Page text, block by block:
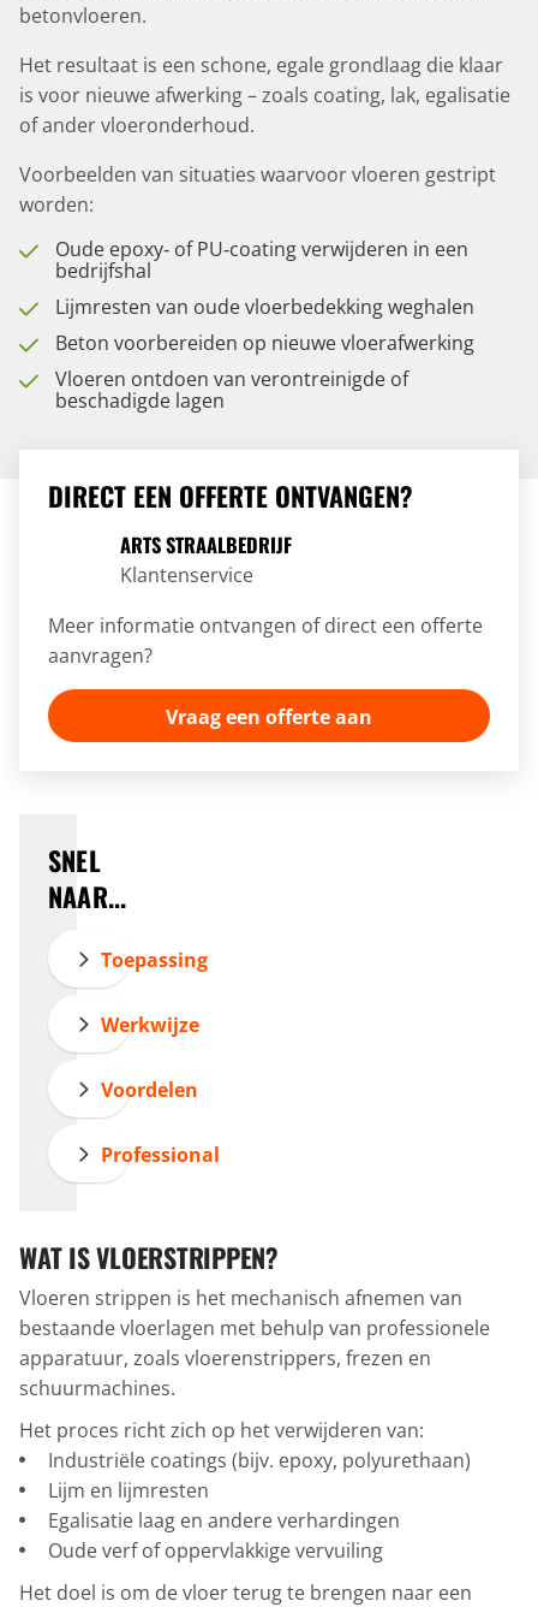
betonvloeren.
Het resultaat is een schone, egale grondlaag die klaar
is voor nieuwe afwerking – zoals coating, lak, egalisatie
of ander vloeronderhoud.
Voorbeelden van situaties waarvoor vloeren gestript
worden:
Oude epoxy‑ of PU‑coating verwijderen in een
bedrijfshal
Lijmresten van oude vloerbedekking weghalen
Beton voorbereiden op nieuwe vloerafwerking
Vloeren ontdoen van verontreinigde of
beschadigde lagen
DIRECT EEN OFFERTE ONTVANGEN?
ARTS STRAALBEDRIJF
Klantenservice
Meer informatie ontvangen of direct een offerte
aanvragen?
Vraag een offerte aan
SNEL
NAAR...
Toepassing
Werkwijze
Voordelen
Professional
WAT IS VLOERSTRIPPEN?
Vloeren strippen is het mechanisch afnemen van
bestaande vloerlagen met behulp van professionele
apparatuur, zoals vloerenstrippers, frezen en
schuurmachines.
Het proces richt zich op het verwijderen van:
Industriële coatings (bijv. epoxy, polyurethaan)
Lijm en lijmresten
Egalisatie laag en andere verhardingen
Oude verf of oppervlakkige vervuiling
Het doel is om de vloer terug te brengen naar een